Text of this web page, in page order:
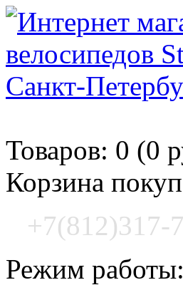
Товаров: 0 (0
Корзина
+7(812)317-
Режим